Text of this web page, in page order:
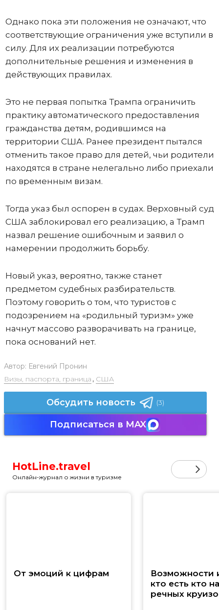
Однако пока эти положения не означают, что
соответствующие ограничения уже вступили в
силу. Для их реализации потребуются
дополнительные решения и изменения в
действующих правилах.
Это не первая попытка Трампа ограничить
практику автоматического предоставления
гражданства детям, родившимся на
территории США. Ранее президент пытался
отменить такое право для детей, чьи родители
находятся в стране нелегально либо приехали
по временным визам.
Тогда указ был оспорен в судах. Верховный суд
США заблокировал его реализацию, а Трамп
назвал решение ошибочным и заявил о
намерении продолжить борьбу.
Новый указ, вероятно, также станет
предметом судебных разбирательств.
Поэтому говорить о том, что туристов с
подозрением на «родильный туризм» уже
начнут массово разворачивать на границе,
пока оснований нет.
Автор: Евгений Пронин
Визы, паспорта, граница , США
Обсудить новость (3)
Подписаться в MAX
HotLine.travel
Онлайн-журнал о жизни в туризме
От эмоций к цифрам
Возможности
кто есть кто
речных